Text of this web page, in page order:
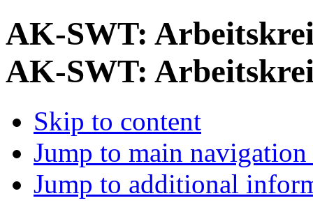
AK-SWT:
AK-SWT:
Skip to content
Jump to main
Jump to additional